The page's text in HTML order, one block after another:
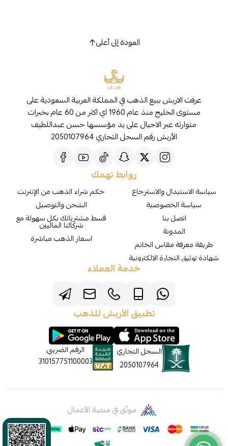
العودة إلى أعلى
عرفت الاربش ببيع الذهب في المملكة العربية السعودية على
مستوى الخليج منذ عام 1960 اي اكثر من 60 عام بخبرات
متوارثه عبر الاجيال على يد مؤسسها حسن عبداللطيف
الأربش رقم السجل التجاري 2050107964
روابط تهمك
سياسة الاستبدال والاسترجاع
سياسة الخصوصية
اتصل بنا
المدونة
طريقة معرفة مقاس الخاتم
شهادة توثيق التجارة الالكترونية
حكم شراء الذهب من الإنترنت
الشحن والتوصيل
قسط مشترياتك بكل سهولة مع
شركائنا الماليين
اسعار الذهب مباشرة
خدمة العملاء
تطبيق الأربش للذهب
السجل التجاري
2050107964
الرقم الضريبي
310157751100003
موثّق في منصة الأعمال